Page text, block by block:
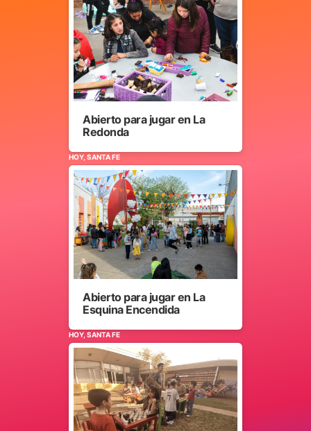
Abierto para jugar en La
Redonda
HOY, SANTA FE
Abierto para jugar en La
Esquina Encendida
HOY, SANTA FE